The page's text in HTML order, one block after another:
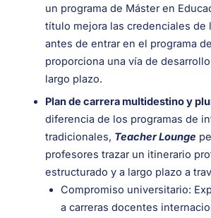
un programa de Máster en
título mejora las credenciales de
antes de entrar en el programa
proporciona una vía de
largo plazo.
Plan de carrera multidestino y
diferencia de los programas de
tradicionales, Teacher Lounge
profesores trazar un itinerario
estructurado y a largo plazo a
Compromiso universitario:
a carreras docentes